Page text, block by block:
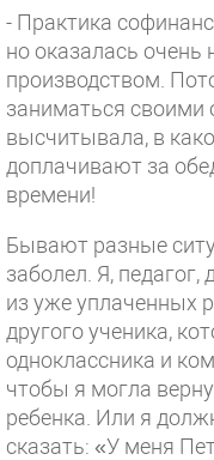
- Практика
но оказалась
производством.
заниматься
высчитывала, в
доплачивают за
времени!
Бывают разные
заболел. Я,
из уже уплаченных
другого ученика,
одноклассника и
чтобы я могла
ребенка. Или я
сказать: «У меня